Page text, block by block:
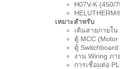
H07V-K (450/
เหมาะสำหรับ
เดินสายภายใน
ตู้ MCC
ตู้
งาน Wiring ภา
การเชื่อมต่อ